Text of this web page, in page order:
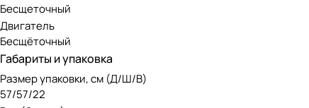
Бесщеточный
Двигатель
Бесщёточный
Габариты и упаковка
Размер упаковки, см (Д/Ш/В)
57/57/22